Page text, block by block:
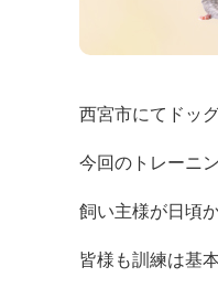
西宮市にてドッ
今回のトレーニ
飼い主様が日頃
皆様も訓練は基